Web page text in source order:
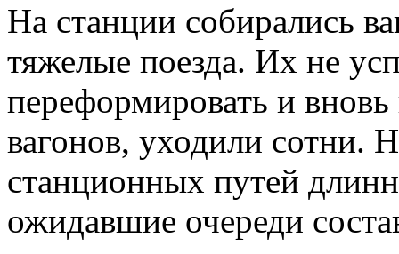
На станции собирались
тяжелые поезда. Их не
переформировать и
вагонов, уходили сотни.
станционных путей
ожидавшие очереди